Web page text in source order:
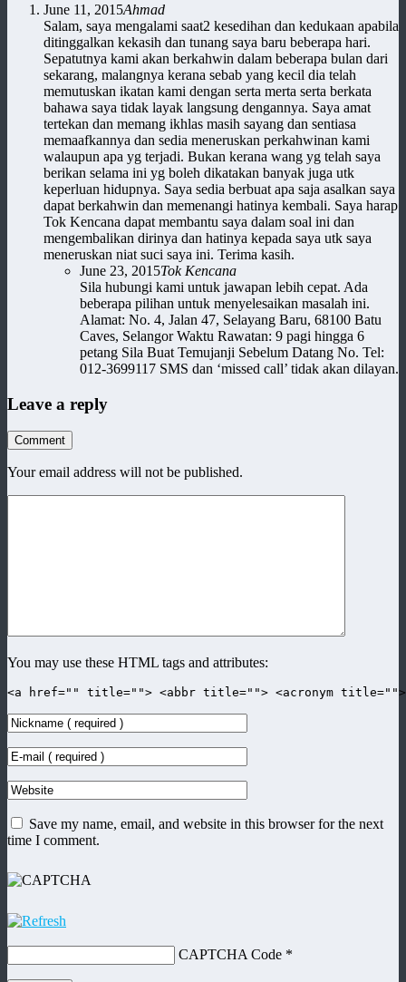
June 11, 2015Ahmad
Salam, saya mengalami saat2 kesedihan dan kedukaan apabila
ditinggalkan kekasih dan tunang saya baru beberapa hari.
Sepatutnya kami akan berkahwin dalam beberapa bulan dari
sekarang, malangnya kerana sebab yang kecil dia telah
memutuskan ikatan kami dengan serta merta serta berkata
bahawa saya tidak layak langsung dengannya. Saya amat
tertekan dan memang ikhlas masih sayang dan sentiasa
memaafkannya dan sedia meneruskan perkahwinan kami
walaupun apa yg terjadi. Bukan kerana wang yg telah saya
berikan selama ini yg boleh dikatakan banyak juga utk
keperluan hidupnya. Saya sedia berbuat apa saja asalkan saya
dapat berkahwin dan memenangi hatinya kembali. Saya harap
Tok Kencana dapat membantu saya dalam soal ini dan
mengembalikan dirinya dan hatinya kepada saya utk saya
meneruskan niat suci saya ini. Terima kasih.
June 23, 2015Tok Kencana
Sila hubungi kami untuk jawapan lebih cepat. Ada
beberapa pilihan untuk menyelesaikan masalah ini.
Alamat: No. 4, Jalan 47, Selayang Baru, 68100 Batu
Caves, Selangor Waktu Rawatan: 9 pagi hingga 6
petang Sila Buat Temujanji Sebelum Datang No. Tel:
012-3699117 SMS dan ‘missed call’ tidak akan dilayan.
Leave a reply
Comment
Your email address will not be published.
You may use these HTML tags and attributes:
<a href="" title=""> <abbr title=""> <acronym title="">
Save my name, email, and website in this browser for the next
time I comment.
CAPTCHA Code *